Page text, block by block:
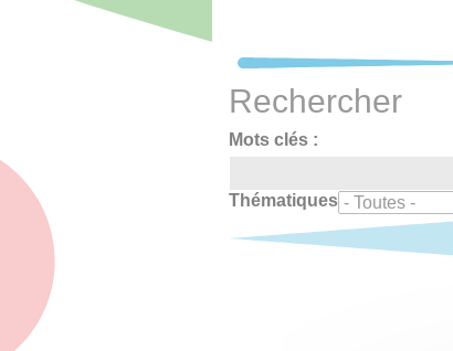
Rechercher
Mots clés :
Thématiques